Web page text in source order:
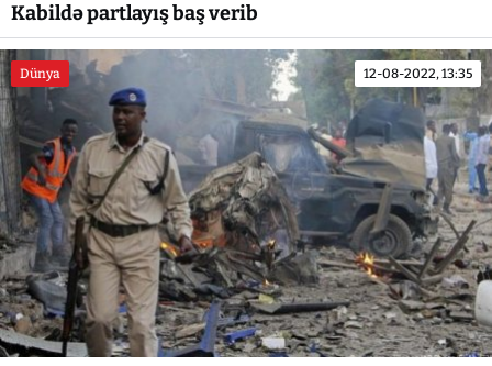
Kabildə partlayış baş verib
Dünya 12-08-2022, 13:35